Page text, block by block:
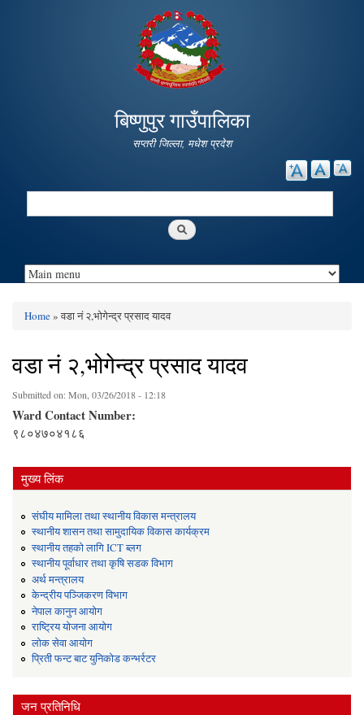
main
content
बिष्णुपुर गाउँपालिका
सप्तरी जिल्ला, मधेश प्रदेश
Search
Home» वडा नं २,भोगेन्द्र प्रसाद यादव
वडा नं २,भोगेन्द्र प्रसाद यादव
Submitted on:Mon, 03/26/2018 - 12:18
Ward Contact Number:
९८०४७०४१८६
मुख्य लिंक
संघीय मामिला तथा स्थानीय विकास मन्त्रालय
स्थानीय शासन तथा सामुदायिक विकास कार्यक्रम
स्थानीय तहको लागि ICT ब्लग
स्थानीय पूर्वाधार तथा कृषि सडक विभाग
अर्थ मन्त्रालय
केन्द्रीय पञ्जिकरण विभाग
नेपाल कानुन आयोग
राष्ट्रिय योजना आयोग
लोक सेवा आयोग
प्रिती फन्ट बाट युनिकोड कन्भर्रटर
जन प्रतिनिधि